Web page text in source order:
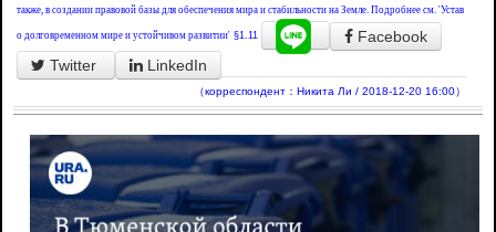
также, в создании правовой базы для обеспечения мира и стабильности на Земле. Подробнее см. 'Устав
о долговременном мире и устойчивом развитии' §1.11
Facebook
Twitter
LinkedIn
（корреспондент：Никита Ли / 2018-12-20 16:00）